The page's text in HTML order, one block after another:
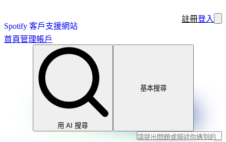
Spotify 客戶支援網站
註冊登入
首頁管理帳戶
用 AI 搜尋
基本搜尋